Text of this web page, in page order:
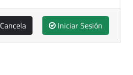
Cancela Iniciar Sesión